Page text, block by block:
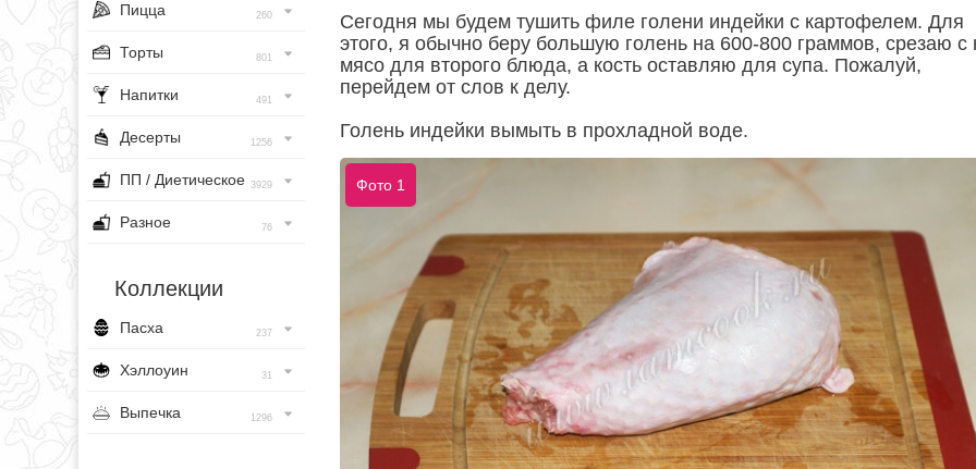
Пицца 260
Торты 801
Напитки 491
Десерты 1256
ПП / Диетическое 3929
Разное 76
Коллекции
Пасха 237
Хэллоуин 31
Выпечка 1296
Сегодня мы будем тушить филе голени индейки с картофелем. Для
этого, я обычно беру большую голень на 600-800 граммов, срезаю с
мясо для второго блюда, а кость оставляю для супа. Пожалуй,
перейдем от слов к делу.
Голень индейки вымыть в прохладной воде.
Фото 1